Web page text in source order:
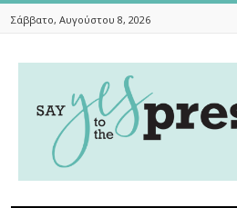
Σάββατο, Αυγούστου 8, 2026
To
The